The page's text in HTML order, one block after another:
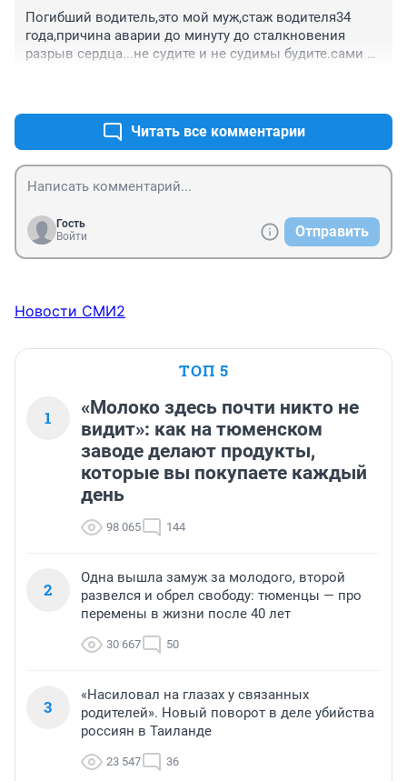
Погибший водитель,это мой муж,стаж водителя34
года,причина аварии до минуту до сталкновения
разрыв сердца...не судите и не судимы будите.сами
Читать все комментарии
Гость
Войти
Отправить
Новости СМИ2
ТОП 5
1
«Молоко здесь почти никто не
видит»: как на тюменском
заводе делают продукты,
которые вы покупаете каждый
день
98 065 144
2
Одна вышла замуж за молодого, второй
развелся и обрел свободу: тюменцы — про
перемены в жизни после 40 лет
30 667 50
3
«Насиловал на глазах у связанных
родителей». Новый поворот в деле убийства
россиян в Таиланде
23 547 36